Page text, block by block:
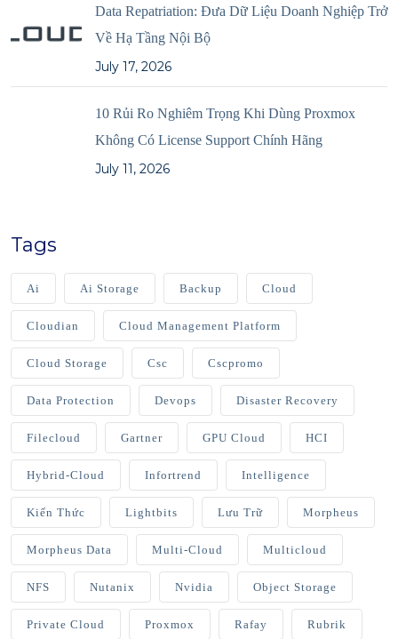
Data Repatriation: Đưa Dữ Liệu Doanh Nghiệp Trở
Về Hạ Tầng Nội Bộ
July 17, 2026
10 Rủi Ro Nghiêm Trọng Khi Dùng Proxmox
Không Có License Support Chính Hãng
July 11, 2026
Tags
Ai Ai Storage Backup Cloud
Cloudian Cloud Management Platform
Cloud Storage Csc Cscpromo
Data Protection Devops Disaster Recovery
Filecloud Gartner GPU Cloud HCI
Hybrid-Cloud Infortrend Intelligence
Kiến Thức Lightbits Lưu Trữ Morpheus
Morpheus Data Multi-Cloud Multicloud
NFS Nutanix Nvidia Object Storage
Private Cloud Proxmox Rafay Rubrik